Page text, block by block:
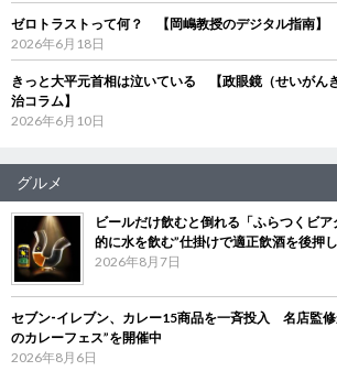
ゼロトラストって何？ 【岡嶋教授のデジタル指南】
2026年6月18日
きっと大平元首相は泣いている 【政眼鏡（せいがん
治コラム】
2026年6月10日
グルメ
ビールだけ飲むと倒れる「ふらつくビ
的に水を飲む”仕掛けで適正飲酒を後押し
2026年8月7日
セブン‐イレブン、カレー15商品を一斉投入 名店監
のカレーフェス”を開催中
2026年8月6日